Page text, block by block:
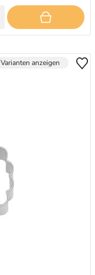
Varianten anzeigen